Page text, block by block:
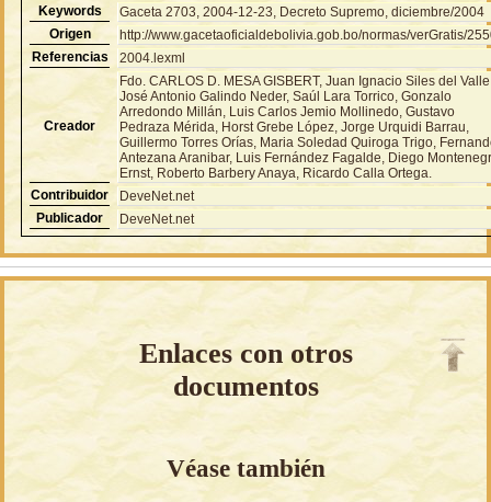
Keywords
Gaceta 2703, 2004-12-23, Decreto Supremo, diciembre/2004
Origen
http://www.gacetaoficialdebolivia.gob.bo/normas/verGratis/
Referencias
2004.lexml
Creador
Fdo. CARLOS D. MESA GISBERT, Juan Ignacio Siles del
José Antonio Galindo Neder, Saúl Lara Torrico, Gonzalo
Arredondo Millán, Luis Carlos Jemio Mollinedo, Gustavo
Pedraza Mérida, Horst Grebe López, Jorge Urquidi Barrau,
Guillermo Torres Orías, Maria Soledad Quiroga Trigo,
Antezana Aranibar, Luis Fernández Fagalde, Diego
Ernst, Roberto Barbery Anaya, Ricardo Calla Ortega.
Contribuidor
DeveNet.net
Publicador
DeveNet.net
Enlaces con otros
documentos
Véase también